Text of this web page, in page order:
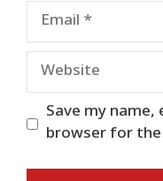
Email
Website
Save my
browser for